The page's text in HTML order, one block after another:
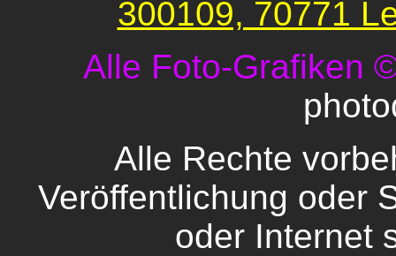
300109, 70771
Alle Foto-Grafiken
Alle Rechte
Veröffentlichung oder
oder Internet